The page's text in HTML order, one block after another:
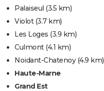
Palaiseul (3.5 km)
Violot(3.7 km)
Les Loges (3.9 km)
Culmont(4.1 km)
Noidant-Chatenoy(4.9 km)
Haute-Marne
Grand Est